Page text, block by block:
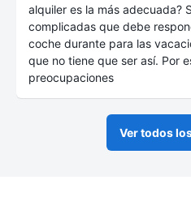
alquiler es la más adecuada?
complicadas que debe
coche durante para las
que no tiene que ser así. Por
preocupaciones
Ver todos